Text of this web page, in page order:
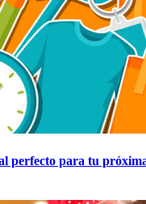
perfecto para tu